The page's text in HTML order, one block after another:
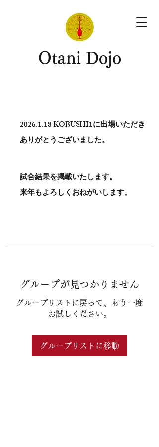
​Otani Dojo
2026.1.18KOBUSHI1に出場いただき
ありがとう​ございました。
試合結果を掲載いたします。
​来年もよろしくおねがいします。
グループが見つかりません
グループリストに戻って、もう一度
お試しください。
グループリストに移動